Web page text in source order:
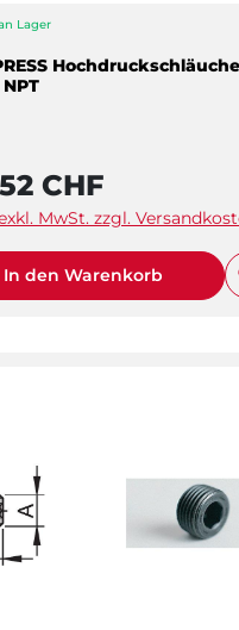
Lager
CHF
MwSt. zzgl.
In den Warenkorb